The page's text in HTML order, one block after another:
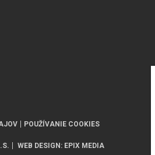
POUŽÍVANIE COOKIES
WEB DESIGN : EPIX MEDIA